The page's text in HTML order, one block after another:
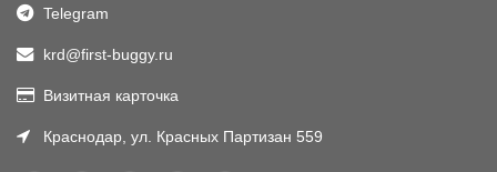
Telegram
krd@first-buggy.ru
Визитная карточка
Краснодар, ул. Красных Партизан 559